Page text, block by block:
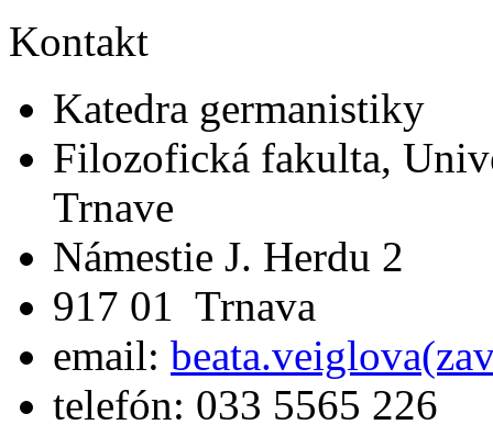
Kontakt
Katedra germanistiky
Filozofická fakulta,
Trnave
Námestie J. Herdu 2
917 01 Trnava
email:
telefón: 033 5565 226